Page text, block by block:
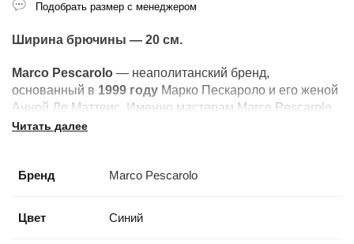
Ширина брючины — 20 см.
Marco Pescarolo — неаполитанский бренд,
основанный в 1999 году Марко Пескароло и его женой
Анной Де Маттеис. Именно мастерам Marco Pescarolo
доверяет пошив своих брюк легендарный
—маска Пульчинеллына лейбле, отсылающая к
Читать далее
Бренд Marco Pescarolo
Цвет Синий
Подобрать размер с менеджером